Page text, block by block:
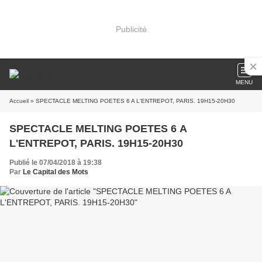
Publicité
MENU
Accueil » SPECTACLE MELTING POETES 6 A L'ENTREPOT, PARIS. 19H15-20H30
SPECTACLE MELTING POETES 6 A
L'ENTREPOT, PARIS. 19H15-20H30
Publié le 07/04/2018 à 19:38
Par Le Capital des Mots